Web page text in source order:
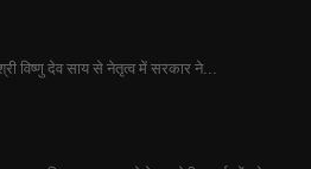
विष्णु देव साय से नेतृत्व में सरकार ने...